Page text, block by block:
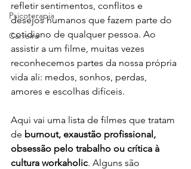
Psicoterapia
Carreira
refletir sentimentos, conflitos e
desejos humanos que fazem parte do
cotidiano de qualquer pessoa. Ao
assistir a um filme, muitas vezes
reconhecemos partes da nossa própria
vida ali: medos, sonhos, perdas,
amores e escolhas difíceis.
Aqui vai uma lista de filmes que tratam
de burnout, exaustão profissional,
obsessão pelo trabalho ou crítica à
cultura workaholic. Alguns são